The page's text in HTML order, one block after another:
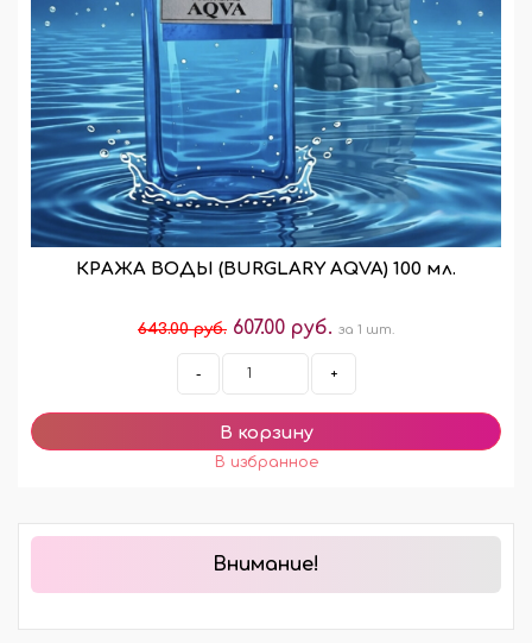
КРАЖА ВОДЫ (BURGLARY AQVA) 100 мл.
643.00 руб. 607.00 руб. за 1 шт.
- +
Внимание!